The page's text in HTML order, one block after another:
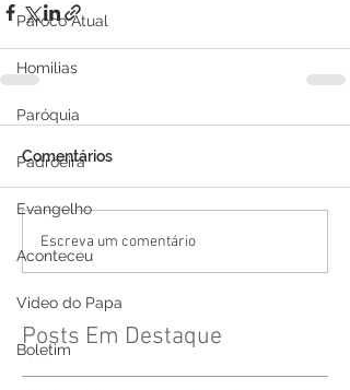
Pároco Atual
Homilias
Paróquia
Padroeira
Evangelho
Aconteceu
Video do Papa
Boletim
Comentários
Escreva um comentário
Posts Em Destaque